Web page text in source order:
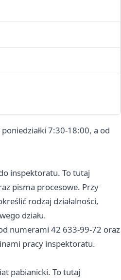
7:30-18:00, a od
inspektoratu. To tutaj
pisma procesowe. Przy
rodzaj działalności,
działu.
numerami 42 633-99-72 oraz
pracy inspektoratu.
pabianicki. To tutaj